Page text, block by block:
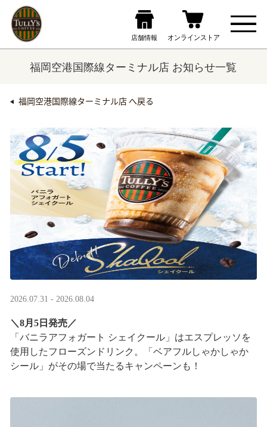
福岡空港国際線ターミナル店 お知らせ一覧
福岡空港国際線ターミナル店 へ戻る
2026.07.31 - 2026.08.04
＼8月5日発売／
「バニラアフォガート シェイクール」はエスプレッソを
使用したフローズンドリンク。「ベアフルしゃかしゃか
シール」がその場で当たるキャンペーンも！